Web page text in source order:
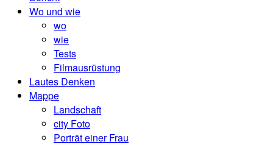
Wo und wie
wo
wie
Tests
Filmausrüstung
Lautes Denken
Mappe
Landschaft
city ​​Foto
Porträt einer Frau